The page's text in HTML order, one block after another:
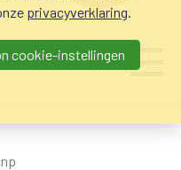
privacyverklaring.
cookie-instellingen